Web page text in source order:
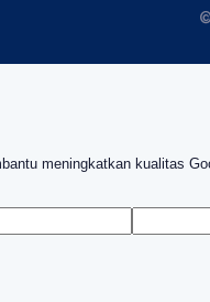
meningkatkan kualitas